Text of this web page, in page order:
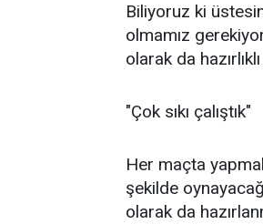
Biliyoruz ki
olmamız
olarak da
"Çok sıkı çalıştık"
Her maçta
şekilde
olarak da